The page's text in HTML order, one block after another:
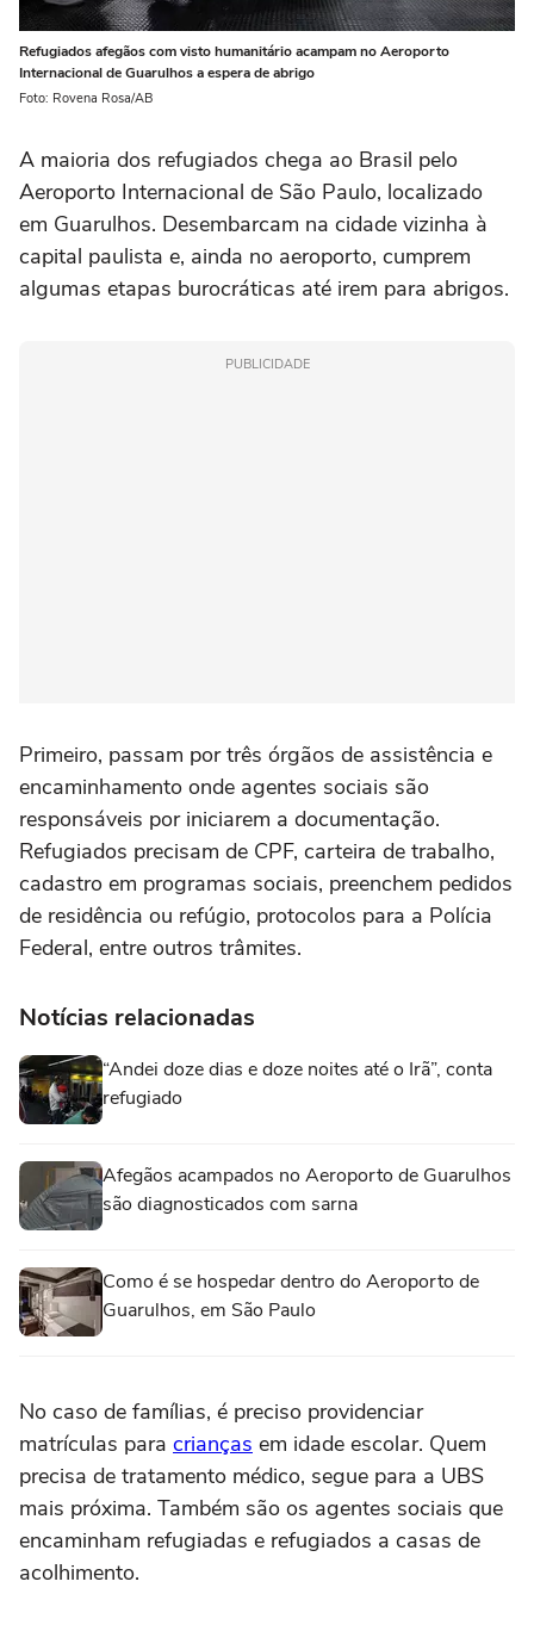
Refugiados afegãos com visto humanitário acampam no Aeroporto
Internacional de Guarulhos a espera de abrigo
Foto: Rovena Rosa/AB
A maioria dos refugiados chega ao Brasil pelo
Aeroporto Internacional de São Paulo, localizado
em Guarulhos. Desembarcam na cidade vizinha à
capital paulista e, ainda no aeroporto, cumprem
algumas etapas burocráticas até irem para abrigos.
PUBLICIDADE
Primeiro, passam por três órgãos de assistência e
encaminhamento onde agentes sociais são
responsáveis por iniciarem a documentação.
Refugiados precisam de CPF, carteira de trabalho,
cadastro em programas sociais, preenchem pedidos
de residência ou refúgio, protocolos para a Polícia
Federal, entre outros trâmites.
Notícias relacionadas
“Andei doze dias e doze noites até o Irã”, conta
refugiado
Afegãos acampados no Aeroporto de Guarulhos
são diagnosticados com sarna
Como é se hospedar dentro do Aeroporto de
Guarulhos, em São Paulo
No caso de famílias, é preciso providenciar
matrículas para crianças em idade escolar. Quem
precisa de tratamento médico, segue para a UBS
mais próxima. Também são os agentes sociais que
encaminham refugiadas e refugiados a casas de
acolhimento.